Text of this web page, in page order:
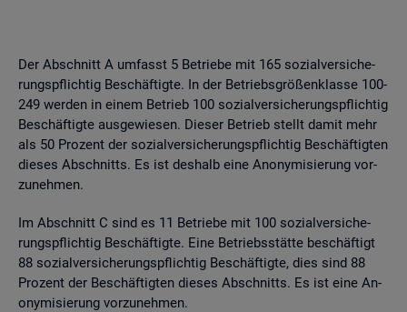
Der Ab­schnitt A um­fasst 5 Be­trie­be mit 165 so­zi­al­ver­si­che­
rungs­pflich­tig Be­schäf­tig­te. In der Be­triebs­grö­ßen­klas­se 100-
249 wer­den in einem Be­trieb 100 so­zi­al­ver­si­che­rungs­pflich­tig
Be­schäf­tig­te aus­ge­wie­sen. Die­ser Be­trieb stellt damit mehr
als 50 Pro­zent der so­zi­al­ver­si­che­rungs­pflich­tig Be­schäf­tig­ten
die­ses Ab­schnitts. Es ist des­halb eine An­ony­mi­sie­rung vor­
zu­neh­men.
Im Ab­schnitt C sind es 11 Be­trie­be mit 100 so­zi­al­ver­si­che­
rungs­pflich­tig Be­schäf­tig­te. Eine Be­triebs­stät­te be­schäf­tigt
88 so­zi­al­ver­si­che­rungs­pflich­tig Be­schäf­tig­te, dies sind 88
Pro­zent der Be­schäf­tig­ten die­ses Ab­schnitts. Es ist eine An­
ony­mi­sie­rung vor­zu­neh­men.